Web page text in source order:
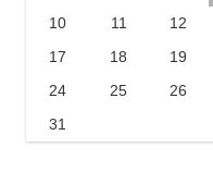
10
11 12
17
18 19
24
25 26
31